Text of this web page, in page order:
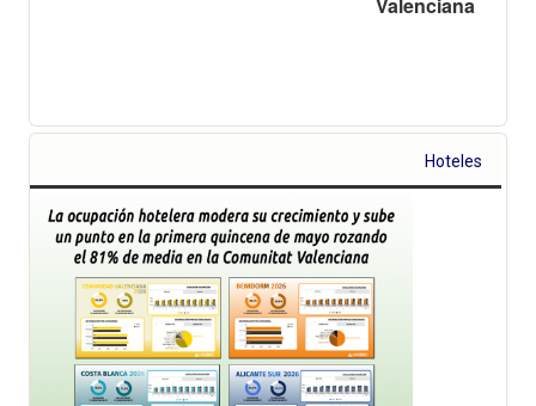
Hoteles